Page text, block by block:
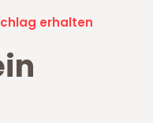
erhalten